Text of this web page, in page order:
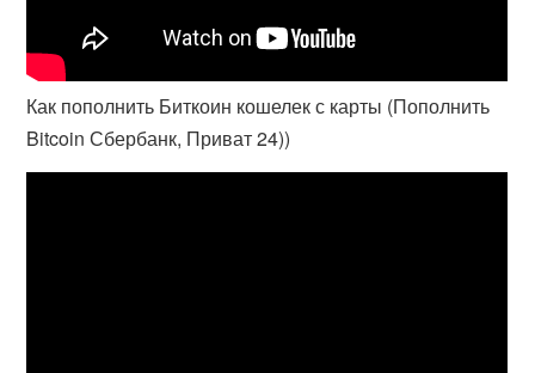
Как пополнить Биткоин кошелек с карты (Пополнить
Bitcoin Сбербанк, Приват 24))